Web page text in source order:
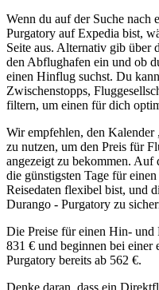
Wenn du auf der Suche nach
Purgatory auf Expedia bist,
Seite aus. Alternativ gib über
den Abflughafen ein und ob
einen Hinflug suchst. Du
Zwischenstopps,
filtern, um einen für dich
Wir empfehlen, den Kalender
zu nutzen, um den Preis für
angezeigt zu bekommen. Auf
die günstigsten Tage für
Reisedaten flexibel bist, und
Durango - Purgatory zu
Die Preise für einen Hin-
831 € und beginnen bei einer
Purgatory bereits ab 562 €.